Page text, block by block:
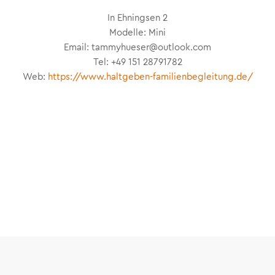
In Ehningsen 2
Modelle: Mini
Email: tammyhueser@outlook.com
Tel: +49 151 28791782
Web: https://www.haltgeben-familienbegleitung.de/